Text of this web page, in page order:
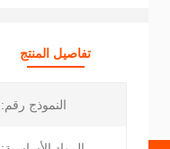
تفاصيل المنتج
النموذج رقم: